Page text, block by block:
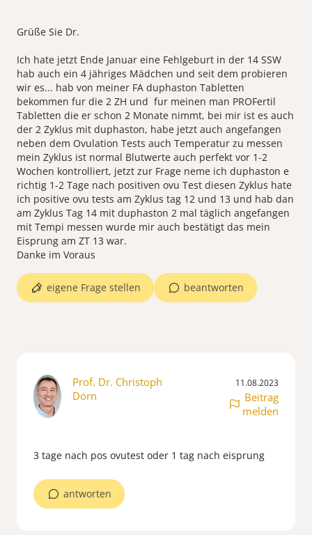
Grüße Sie Dr.
Ich hate jetzt Ende Januar eine Fehlgeburt in der 14 SSW
hab auch ein 4 jähriges Mädchen und seit dem probieren
wir es... hab von meiner FA duphaston Tabletten
bekommen fur die 2 ZH und fur meinen man PROFertil
Tabletten die er schon 2 Monate nimmt, bei mir ist es auch
der 2 Zyklus mit duphaston, habe jetzt auch angefangen
neben dem Ovulation Tests auch Temperatur zu messen
mein Zyklus ist normal Blutwerte auch perfekt vor 1-2
Wochen kontrolliert, jetzt zur Frage neme ich duphaston e
richtig 1-2 Tage nach positiven ovu Test diesen Zyklus hate
ich positive ovu tests am Zyklus tag 12 und 13 und hab dan
am Zyklus Tag 14 mit duphaston 2 mal täglich angefangen
mit Tempi messen wurde mir auch bestätigt das mein
Eisprung am ZT 13 war.
beantworten
eigene Frage stellen
Prof. Dr. Christoph
Dorn
11.08.2023
Beitrag
melden
antworten